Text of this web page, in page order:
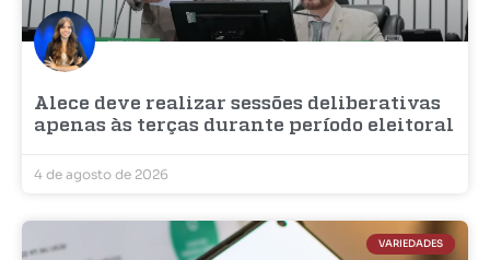
Alece deve realizar sessões deliberativas
apenas às terças durante período eleitoral
4 de agosto de 2026
VARIEDADES